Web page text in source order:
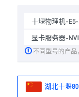
十堰物理机-E5-
显卡服务器-
不同型号的产品
湖北十堰